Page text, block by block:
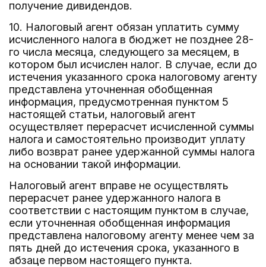
получение дивидендов.
10. Налоговый агент обязан уплатить сумму
исчисленного налога в бюджет не позднее 28-
го числа месяца, следующего за месяцем, в
котором был исчислен налог. В случае, если до
истечения указанного срока налоговому агенту
представлена уточненная обобщенная
информация, предусмотренная пунктом 5
настоящей статьи, налоговый агент
осуществляет перерасчет исчисленной суммы
налога и самостоятельно производит уплату
либо возврат ранее удержанной суммы налога
на основании такой информации.
Налоговый агент вправе не осуществлять
перерасчет ранее удержанного налога в
соответствии с настоящим пунктом в случае,
если уточненная обобщенная информация
представлена налоговому агенту менее чем за
пять дней до истечения срока, указанного в
абзаце первом настоящего пункта.